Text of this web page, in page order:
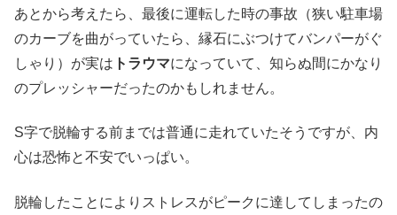
あとから考えたら、最後に運転した時の事故（狭い駐車場
のカーブを曲がっていたら、縁石にぶつけてバンパーがぐ
しゃり）が実は トラウマになっていて、知らぬ間にかなり
のプレッシャーだったのかもしれません。
S字で脱輪する前までは普通に走れていたそうですが、内
心は恐怖と不安でいっぱい。
脱輪したことによりストレスがピークに達してしまったの